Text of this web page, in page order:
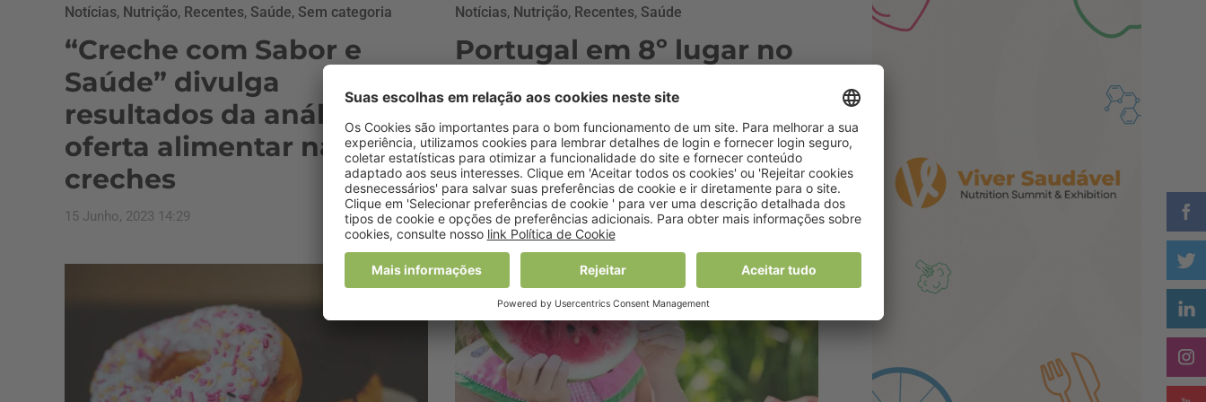
Notícias, Nutrição, Recentes, Saúde, Sem categoria
“Creche com Sabor e
Saúde” divulga
resultados da análise da
oferta alimentar nas
creches
15 Junho, 2023 14:29
Notícias, Nutrição, Recentes, Saúde
Portugal em 8º lugar no
obesidade
23 Maio, 2023 10:52